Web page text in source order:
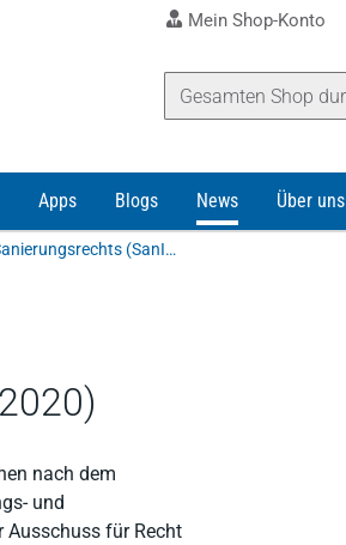
Mein Shop-Konto
Apps Blogs News Über uns
Online-Dossier zur Modernisierung des Sanierungsrechts (SanInsFoG) (Stand: 4.12.2020)
nach dem
und
Ausschuss für Recht